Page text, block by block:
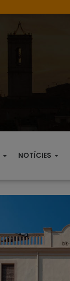
NOTÍCIES